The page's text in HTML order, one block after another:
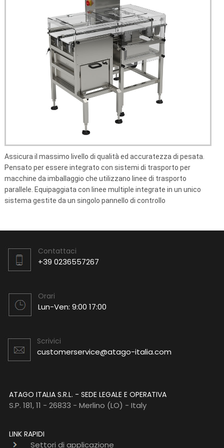
Assicura il massimo livello di qualità ed accuratezza di pesata.
Pensato per essere integrato con sistemi di trasporto per
macchine da imballaggio che utilizzano linee di trasporto
parallele. Equipaggiata con linee multiple integrate in un unico
sistema gestite da un singolo pannello di controllo
Tavoli di Pesata e Antivibranti
Masse Certificate
Polarimetri Portatili
Polarimetri da Banco
OIL Checker
Viscosimetri
Contattaci
+39 0236557267
Orari
Lun-Ven: 9:00 17:00
Scrivici
customerservice@atago-italia.com
ATAGO ITALIA S.R.L. - SEDE LEGALE E OPERATIVA
S.P. 181, 11 - 26833 - Merlino (LO) - Italy
LINK RAPIDI
Settori di applicazione